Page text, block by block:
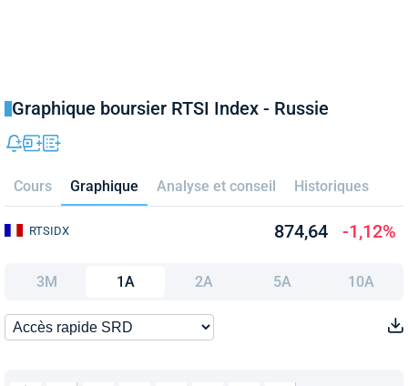
Graphique boursier RTSI Index - Russie
Cours Graphique Analyse et conseil Historiques
RTSIDX 874,64 -1,12%
3M 1A 2A 5A 10A